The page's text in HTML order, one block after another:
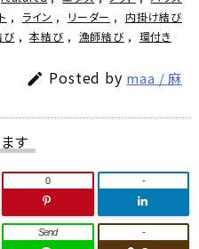
, ライン , リーダー ,
内掛け結び
び , 本結び , 漁師結び , 環付き
 Posted by maa / 麻
す
0 -
Send -